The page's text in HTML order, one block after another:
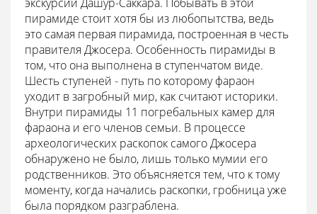
пирамиде стоит хотя бы из любопытства, ведь
это самая первая пирамида, построенная в честь
правителя Джосера. Особенность пирамиды в
том, что она выполнена в ступенчатом виде.
Шесть ступеней - путь по которому фараон
уходит в загробный мир, как считают историки.
Внутри пирамиды 11 погребальных камер для
фараона и его членов семьи. В процессе
археологических раскопок самого Джосера
обнаружено не было, лишь только мумии его
родственников. Это объясняется тем, что к тому
моменту, когда начались раскопки, гробница уже
была порядком разграблена.